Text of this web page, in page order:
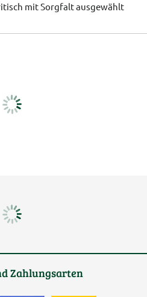
mit Sorgfalt ausgewählt
Zahlungsarten